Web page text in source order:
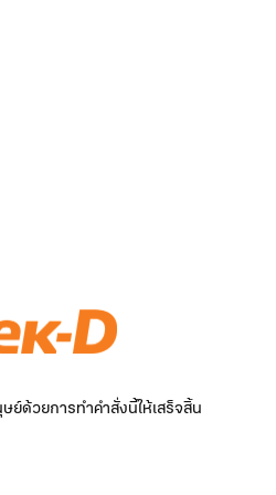
ย์ด้วยการทำคำสั่งนี้ให้เสร็จสิ้น